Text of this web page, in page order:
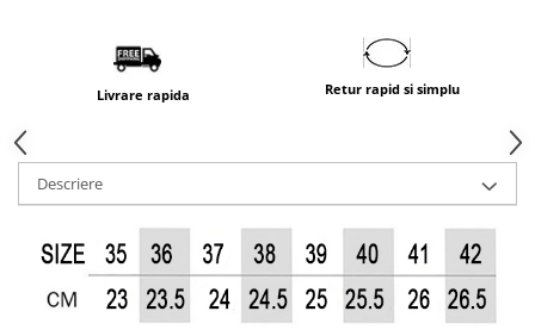
Livrare rapida Retur rapid si simplu
Descriere